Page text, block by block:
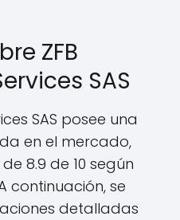
ZFB
SAS
SAS posee una
en el mercado,
8.9 de 10 según
continuación, se
detalladas